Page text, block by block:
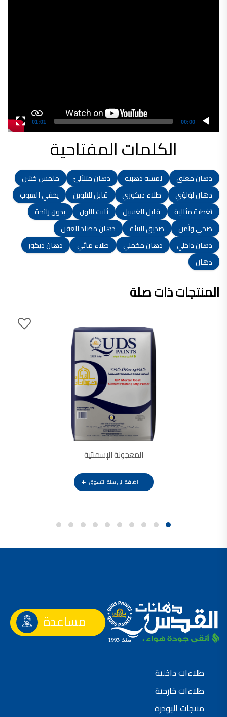
00:00
01:01
الكلمات المفتاحية
دهان معتق لمسة ذهبيه دهان متلألئ
ملمس خشن
دهان لؤلؤي
طلاء ديكوري قابل للتلوين
يخفي العيوب
تغطية مثالية
قابل للغسيل ثابت اللون
بدون رائحة
صحي وآمن
صديق للبيئة
دهان مضاد للعفن
دهان داخلي
دهان مخملي طلاء مائي
دهان ديكور
دهان
المنتجات ذات صلة
المعجونة الإسمنتية
اضافة الى سلة التسوق
مساعدة
طلاءات داخلية
طلاءات خارجية
منتجات البودرة